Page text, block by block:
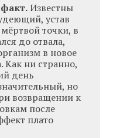
Известны
устав
точки, в
до отвала,
в новое
Как ни странно,
день
но
возвращении к
после
плато